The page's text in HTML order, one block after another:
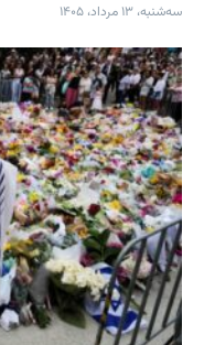
سه‌شنبه، ۱۳ مرداد، ۱۴۰۵